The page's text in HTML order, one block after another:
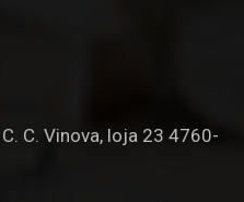
C. Vinova, loja 23 4760-